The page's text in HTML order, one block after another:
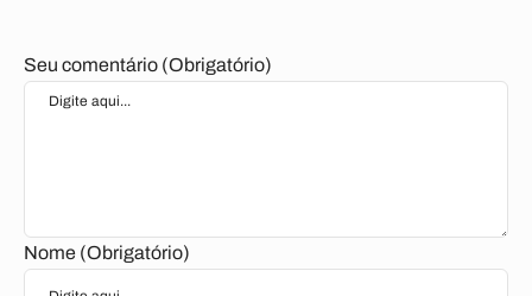
Seu comentário (Obrigatório)
Nome (Obrigatório)